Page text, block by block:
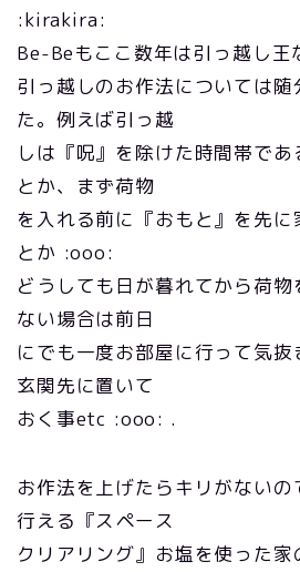
:kirakira:
Be-Beもここ数年は引っ越し
引っ越しのお作法については随
た。例えば引っ越
しは『呪』を除けた時間帯で
とか、まず荷物
を入れる前に『おもと』を先
とか :ooo:
どうしても日が暮れてから荷
ない場合は前日
にでも一度お部屋に行って気抜
玄関先に置いて
おく事etc :ooo: .
お作法を上げたらキリがない
行える『スペース
クリアリング』お塩を使った